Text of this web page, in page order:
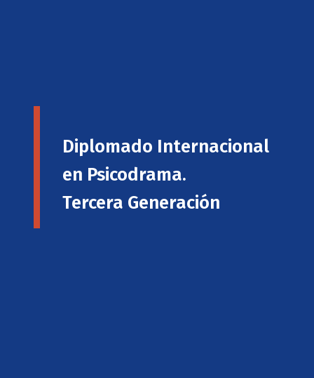
Diplomado Internacional
en Psicodrama.
Tercera Generación